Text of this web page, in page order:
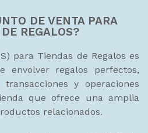
DE VENTA PARA
REGALOS?
para Tiendas de Regalos es
envolver regalos perfectos,
y operaciones
que ofrece una amplia
relacionados.